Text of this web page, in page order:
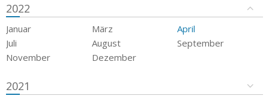
2022
Januar März
April
Juli
August
September
November
Dezember
2021